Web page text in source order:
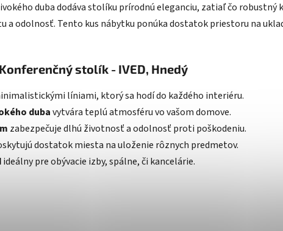
duba dodáva stolíku prírodnú eleganciu, zatiaľ čo robustný
a odolnosť. Tento kus nábytku ponúka dostatok priestoru na
stolík - IVED, Hnedý
líniami, ktorý sa hodí do každého interiéru.
dubavytvára teplú atmosféru vo vašom domove.
zabezpečuje dlhú životnosť a odolnosť proti poškodeniu.
dostatok miesta na uloženie rôznych predmetov.
ideálny pre obývacie izby, spálne, či kancelárie.